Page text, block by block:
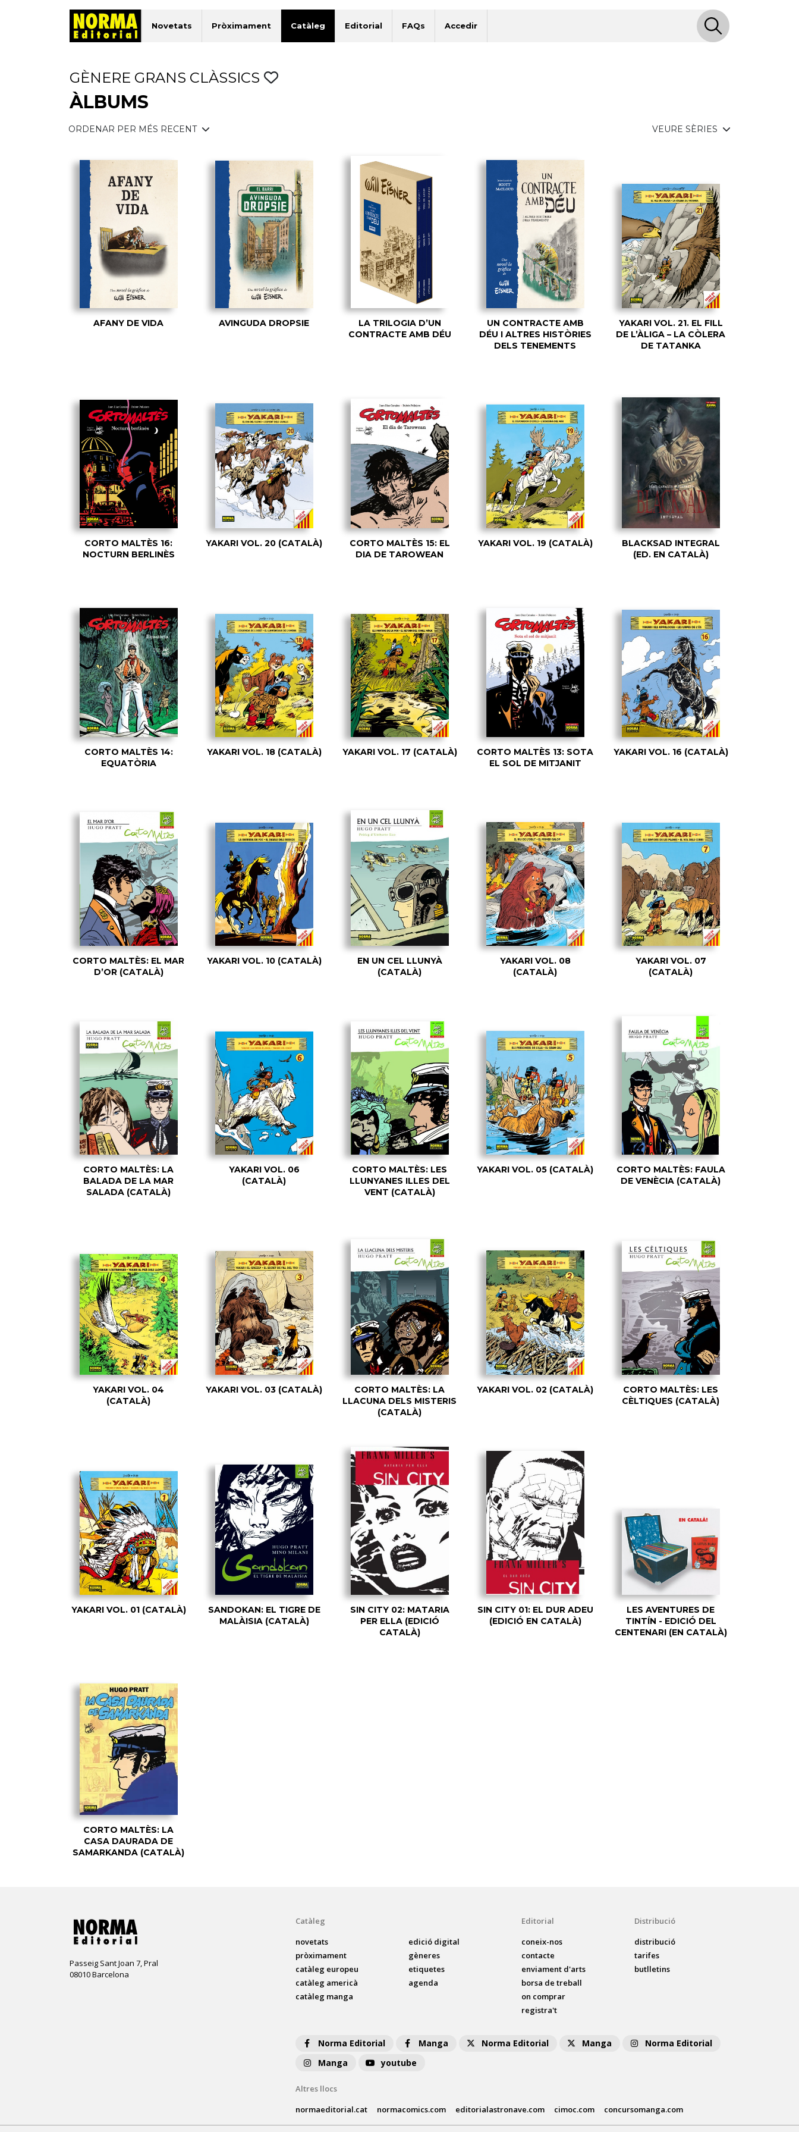
Novetats Pròximament Catàleg Editorial FAQs Accedir
GÈNERE GRANS CLÀSSICS
ÀLBUMS
ORDENAR PER MÉS RECENT VEURE SÈRIES
AFANY DE VIDA AVINGUDA DROPSIE
LA TRILOGIA D’UN
CONTRACTE AMB DÉU
UN CONTRACTE AMB
DÉU I ALTRES HISTÒRIES
DELS TENEMENTS
YAKARI VOL. 21. EL FILL
DE L’ÀLIGA – LA CÒLERA
DE TATANKA
CORTO MALTÈS 16:
NOCTURN BERLINÈS
YAKARI VOL. 20 (CATALÀ)
CORTO MALTÈS 15: EL
DIA DE TAROWEAN
YAKARI VOL. 19 (CATALÀ)
BLACKSAD INTEGRAL
(ED. EN CATALÀ)
CORTO MALTÈS 14:
EQUATÒRIA
YAKARI VOL. 18 (CATALÀ) YAKARI VOL. 17 (CATALÀ)
CORTO MALTÈS 13: SOTA
EL SOL DE MITJANIT
YAKARI VOL. 16 (CATALÀ)
CORTO MALTÈS: EL MAR
D’OR (CATALÀ)
YAKARI VOL. 10 (CATALÀ)
EN UN CEL LLUNYÀ
(CATALÀ)
YAKARI VOL. 08
(CATALÀ)
YAKARI VOL. 07
(CATALÀ)
CORTO MALTÈS: LA
BALADA DE LA MAR
SALADA (CATALÀ)
YAKARI VOL. 06
(CATALÀ)
CORTO MALTÈS: LES
LLUNYANES ILLES DEL
VENT (CATALÀ)
YAKARI VOL. 05 (CATALÀ)
CORTO MALTÈS: FAULA
DE VENÈCIA (CATALÀ)
YAKARI VOL. 04
(CATALÀ)
YAKARI VOL. 03 (CATALÀ)
CORTO MALTÈS: LA
LLACUNA DELS MISTERIS
(CATALÀ)
YAKARI VOL. 02 (CATALÀ)
CORTO MALTÈS: LES
CÈLTIQUES (CATALÀ)
YAKARI VOL. 01 (CATALÀ)
SANDOKAN: EL TIGRE DE
MALÀISIA (CATALÀ)
SIN CITY 02: MATARIA
PER ELLA (EDICIÓ
CATALÀ)
SIN CITY 01: EL DUR ADEU
(EDICIÓ EN CATALÀ)
LES AVENTURES DE
TINTÍN - EDICIÓ DEL
CENTENARI (EN CATALÀ)
CORTO MALTÈS: LA
CASA DAURADA DE
SAMARKANDA (CATALÀ)
Passeig Sant Joan 7, Pral
08010 Barcelona
Catàleg
novetats
pròximament
catàleg europeu
catàleg americà
catàleg manga
edició digital
gèneres
etiquetes
agenda
Editorial
coneix-nos
contacte
enviament d'arts
borsa de treball
on comprar
registra't
Distribució
distribució
tarifes
butlletins
Norma Editorial Manga Norma Editorial Manga
Norma Editorial
Manga
youtube
Altres llocs
normaeditorial.cat
normacomics.com editorialastronave.com cimoc.com concursomanga.com